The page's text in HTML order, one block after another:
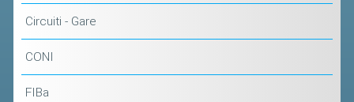
Circuiti - Gare
CONI
FIBa